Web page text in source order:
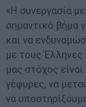
«Η συνεργασία με
σημαντικό βήμα
και να
με τους Έλληνες
μας στόχος
γέφυρες, να
να